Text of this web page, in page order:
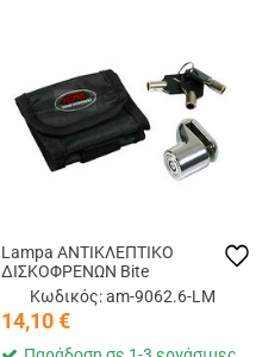
Lampa ΑΝΤΙΚΛΕΠΤΙΚΟ
ΔΙΣΚΟΦΡΕΝΩΝ Bite
Κωδικός: am-9062.6-LM
14,10€